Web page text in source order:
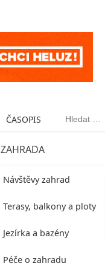
ČASOPIS Vyhledávání
ZAHRADA
Návštěvy zahrad
Terasy, balkony a ploty
Jezírka a bazény
Péče o zahradu